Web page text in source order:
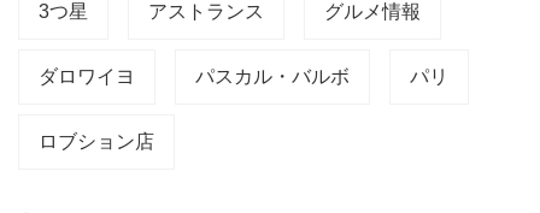
3つ星 アストランス グルメ情報
ダロワイヨ パスカル・バルボ パリ
ロブション店